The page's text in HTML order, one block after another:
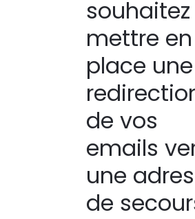
souhaitez
mettre en
place une
de vos
emails
une
de